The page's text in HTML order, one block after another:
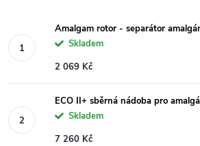
Amalgam rotor - separátor
Skladem
2 069 Kč
ECO II+ sběrná nádoba pro
Skladem
7 260 Kč